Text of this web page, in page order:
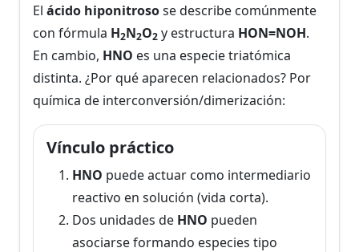
El ácido hiponitrosose describe comúnmente
con fórmula H2N2O2 y estructura HON=NOH.
En cambio, HNO es una especie triatómica
distinta. ¿Por qué aparecen relacionados? Por
química de interconversión/dimerización:
Vínculo práctico
HNO puede actuar como intermediario
reactivo en solución (vida corta).
Dos unidades de HNO pueden
asociarse formando especies tipo